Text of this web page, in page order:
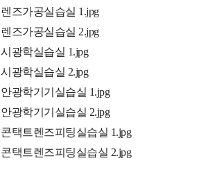
렌즈가공실습실 1.jpg
렌즈가공실습실 2.jpg
시광학실습실 1.jpg
시광학실습실 2.jpg
안광학기기실습실 1.jpg
안광학기기실습실 2.jpg
콘택트렌즈피팅실습실 1.jpg
콘택트렌즈피팅실습실 2.jpg